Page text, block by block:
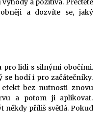
a pozitiva. Přečtěte
a dozvíte se, jaký
pro lidi s silnými obočími.
se hodí i pro začátečníky.
bez nutnosti znovu
a potom ji aplikovat.
někdy příliš světlá. Pokud